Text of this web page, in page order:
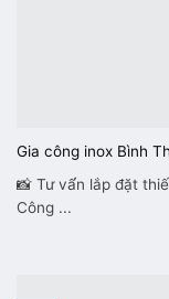
Gia công inox Bình
📸 Tư vấ́n lắp đặt
Công ...